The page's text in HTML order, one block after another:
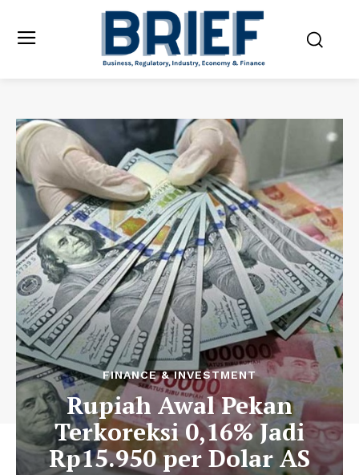
FINANCE & INVESTMENT
Rupiah Awal Pekan
Terkoreksi 0,16% Jadi
Rp15.950 per Dolar AS